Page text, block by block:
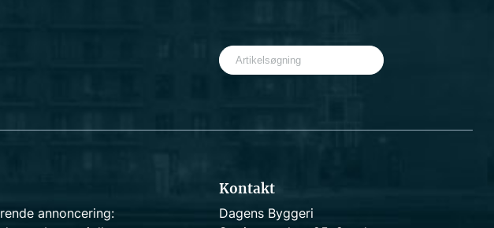
S
e
c
annoncering:
Kontakt
Dagens Byggeri